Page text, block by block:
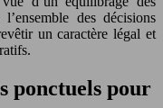
des décisions
un caractère légal et
ponctuels pour